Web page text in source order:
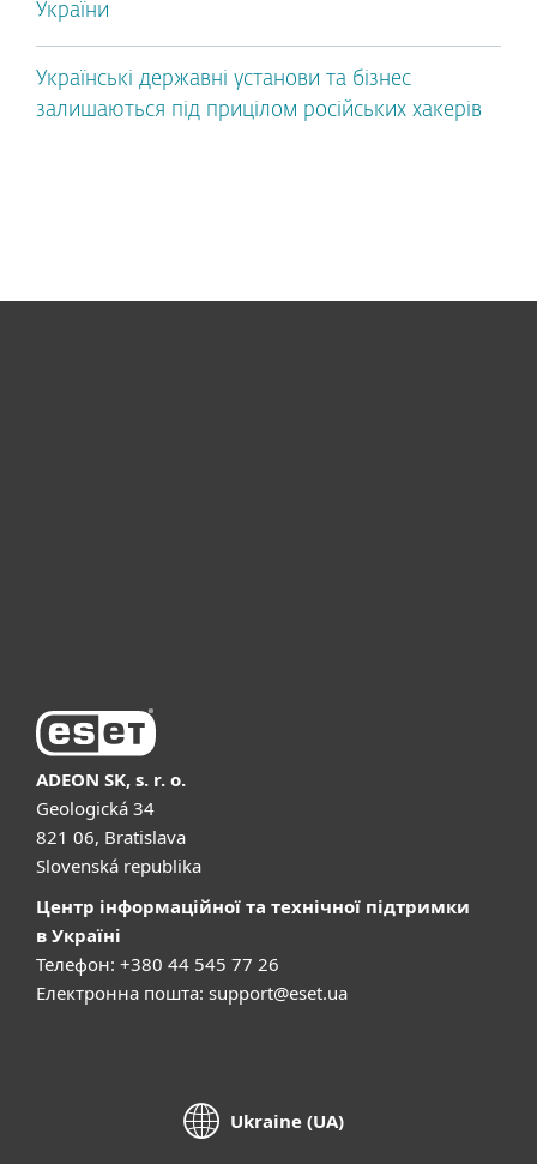
України
Українські державні установи та бізнес
залишаються під прицілом російських хакерів
ADEON SK, s. r. o.
Geologická 34
821 06, Bratislava
Slovenská republika
Центр інформаційної та технічної підтримки
в Україні
Телефон: +380 44 545 77 26
Електронна пошта: support@eset.ua
Ukraine (UA)